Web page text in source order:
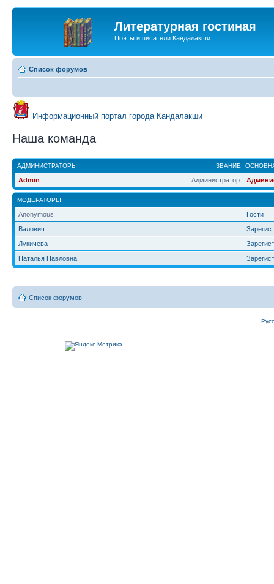
Литературная гостиная
Поэты и писатели Кандалакши
Список форумов
Информационный портал города Кандалакши
Наша команда
ЗВАНИЕ
АДМИНИСТРАТОРЫ
Администратор
Admin
МОДЕРАТОРЫ
Anonymous
Гости
Валович
Лукичева
Наталья Павловна
Список форумов